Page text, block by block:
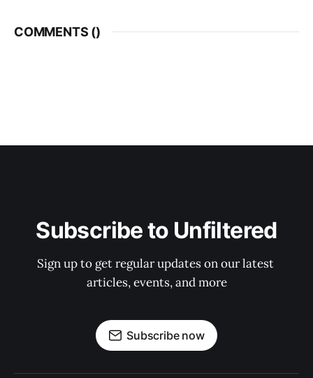
COMMENTS ()
Subscribe to Unfiltered
Sign up to get regular updates on our latest
articles, events, and more
Subscribe now